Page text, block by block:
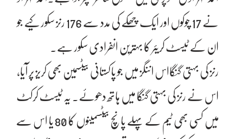
نے 17 چوکوں اور ایک چھکے کی مدد سے 176 رنز سکور کیے جو
ان کے ٹیسٹ کریئر کا بہترین انفرادی سکور ہے۔
رنز کی بہتی گنگااس اننگز میں جو پاکستانی بیٹسمین بھی کریز پر آیا،
اس نے رنز کی بہتی گنگا میں ہاتھ دھوئے۔ یہ ٹیسٹ کرکٹ
میں کسی بھی ٹیم کے پہلے پانچ بیٹسمینوں کا 80 یا اس سے